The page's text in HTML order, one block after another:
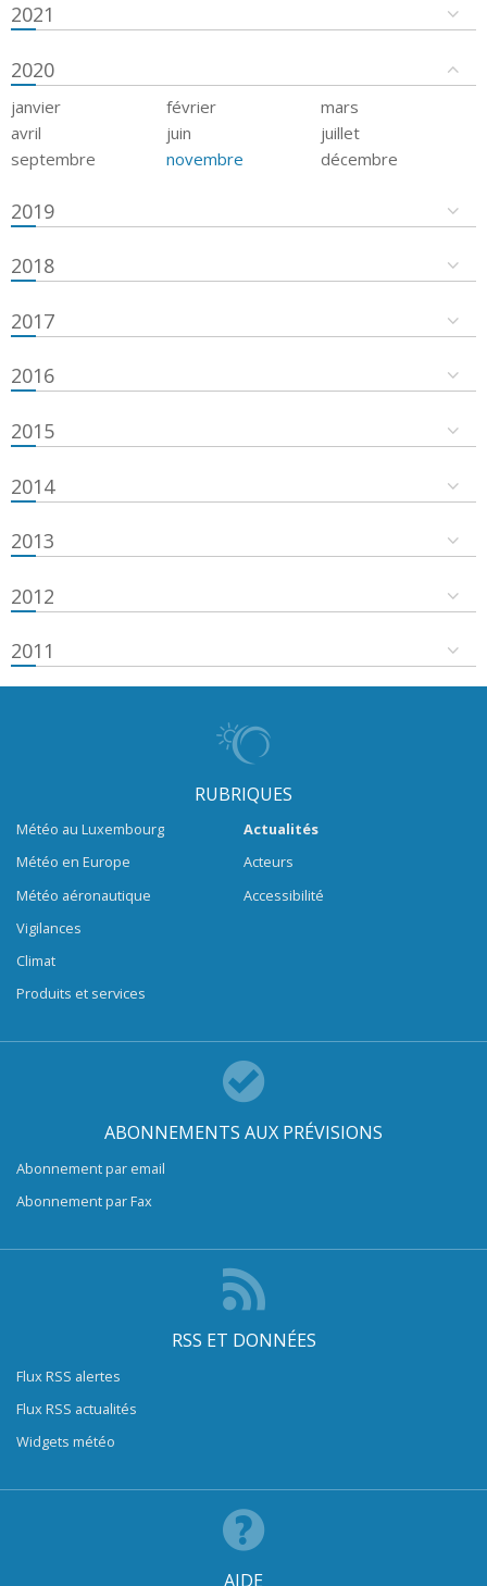
2021
2020
janvier février
mars
avril
juin
juillet
septembre
novembre décembre
2019
2018
2017
2016
2015
2014
2013
2012
2011
RUBRIQUES
Météo au Luxembourg
Météo en Europe
Météo aéronautique
Vigilances
Climat
Produits et services
Actualités
Acteurs
Accessibilité
ABONNEMENTS AUX PRÉVISIONS
Abonnement par email
Abonnement par Fax
RSS ET DONNÉES
Flux RSS alertes
Flux RSS actualités
Widgets météo
AIDE